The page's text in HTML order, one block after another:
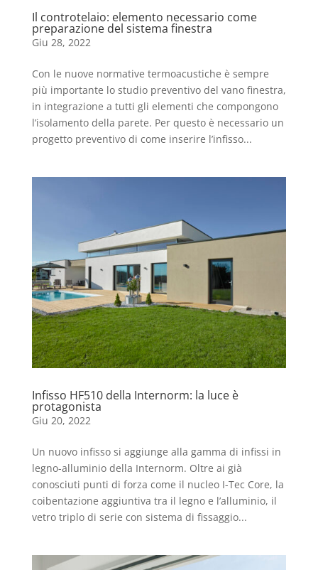
Il controtelaio: elemento necessario come
preparazione del sistema finestra
Giu 28, 2022
Con le nuove normative termoacustiche è sempre
più importante lo studio preventivo del vano finestra,
in integrazione a tutti gli elementi che compongono
l’isolamento della parete. Per questo è necessario un
progetto preventivo di come inserire l’infisso...
Infisso HF510 della Internorm: la luce è
protagonista
Giu 20, 2022
Un nuovo infisso si aggiunge alla gamma di infissi in
legno-alluminio della Internorm. Oltre ai già
conosciuti punti di forza come il nucleo I-Tec Core, la
coibentazione aggiuntiva tra il legno e l’alluminio, il
vetro triplo di serie con sistema di fissaggio...